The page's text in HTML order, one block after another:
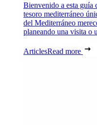
Bienvenido a esta guía
tesoro mediterráneo
del Mediterráneo
planeando una visita o
ArticlesRead more